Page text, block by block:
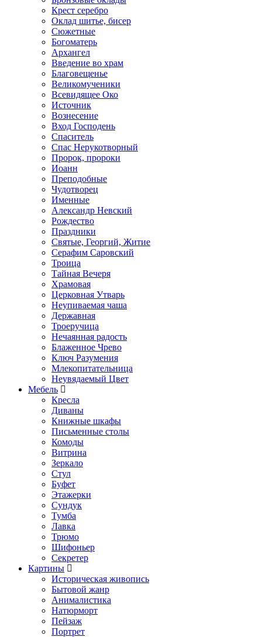
Крест серебро
Оклад шитье, бисер
Сюжетные
Богоматерь
Архангел
Введение во храм
Благовещенье
Великомученики
Всевидящее Око
Источник
Вознесение
Вход Господень
Спаситель
Спас Нерукотворный
Пророк, пророки
Иоанн
Преподобные
Чудотворец
Именные
Александр Невский
Рождество
Праздники
Святые, Георгий, Житие
Серафим Саровский
Троица
Тайная Вечеря
Храмовая
Церковная Утварь
Неупиваемая чаша
Державная
Троеручица
Нечаянная радость
Блаженное Чрево
Ключ Разумения
Млекопитательница
Неувядаемый Цвет
Мебель
Кресла
Диваны
Книжные шкафы
Письменные столы
Комоды
Витрина
Зеркало
Стул
Буфет
Этажерки
Сундук
Тумба
Лавка
Трюмо
Шифоньер
Секретер
Картины
Историческая живопись
Бытовой жанр
Анималистика
Натюрморт
Пейзаж
Портрет